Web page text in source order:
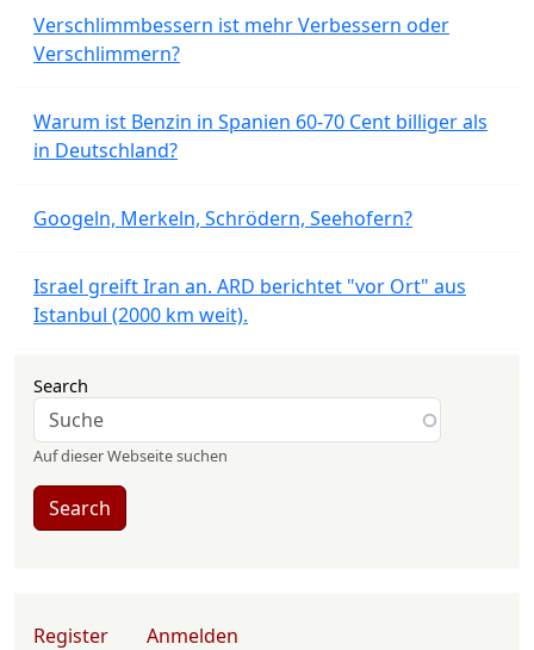
Verschlimmbessern ist mehr Verbessern oder
Verschlimmern?
Warum ist Benzin in Spanien 60-70 Cent billiger als
in Deutschland?
Googeln, Merkeln, Schrödern, Seehofern?
Israel greift Iran an. ARD berichtet "vor Ort" aus
Istanbul (2000 km weit).
Search
Auf dieser Webseite suchen
Search
User account menu
Register Anmelden